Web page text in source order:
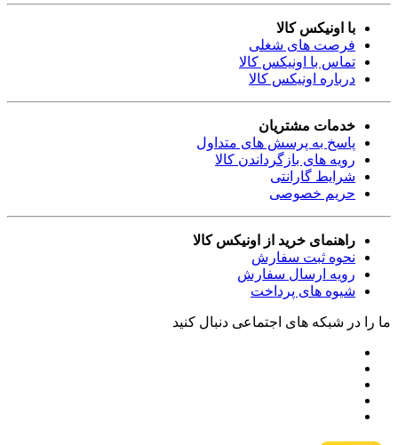
با اونیکس کالا
فرصت های شغلی
تماس با اونیکس کالا
درباره اونیکس کالا
خدمات مشتریان
پاسخ به پرسش های متداول
رویه های بازگرداندن کالا
شرایط گارانتی
حریم خصوصی
راهنمای خرید از اونیکس کالا
نحوه ثبت سفارش
رویه ارسال سفارش
شیوه های پرداخت
ما را در شبکه های اجتماعی دنبال کنید